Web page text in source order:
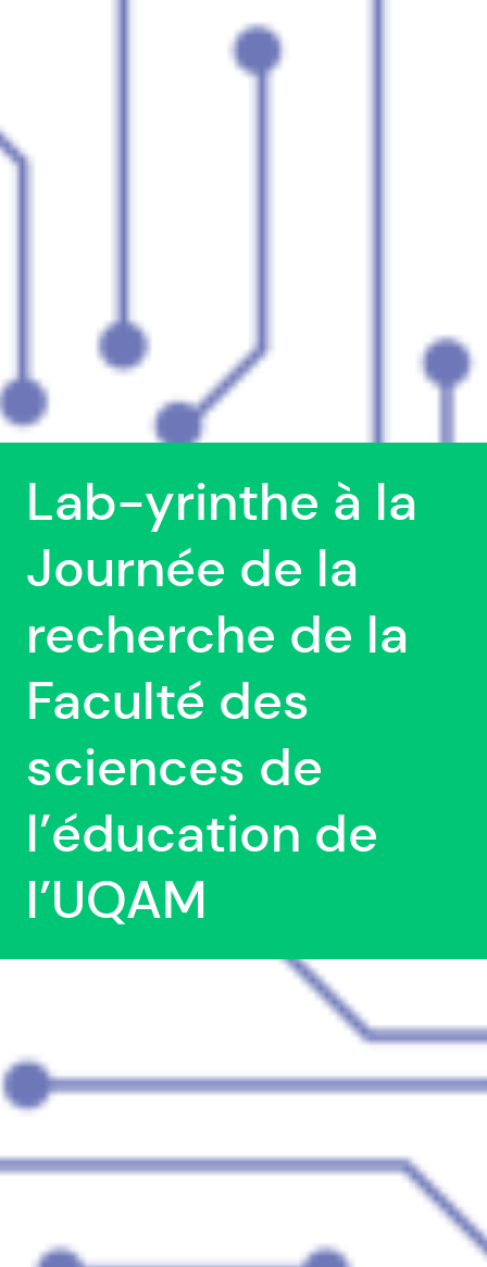
Lab-yrinthe à la
Journée de la
recherche de la
Faculté des
sciences de
l’éducation de
l’UQAM